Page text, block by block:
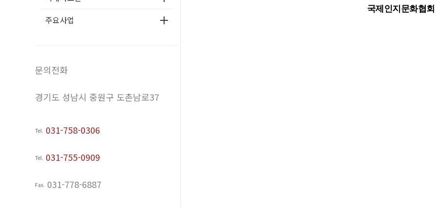
주요사업
문의전화
경기도 성남시 중원구 도촌남로37
Tel. 031-758-0306
Tel. 031-755-0909
Fax. 031-778-6887
국제인지문화협